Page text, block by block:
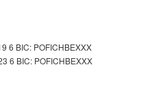
6 BIC: POFICHBEXXX
6 BIC: POFICHBEXXX